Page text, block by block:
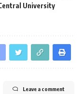
University
Leave a comment